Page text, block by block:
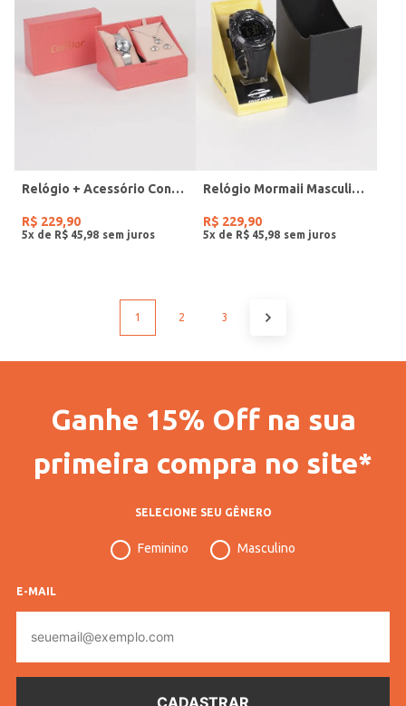
Relógio + Acessório Condor Feminino PRATA
R$ 229,90
5x de R$ 45 98
Relógio Mormaii Masculino PRETO
R$ 229,90
5x de R$ 45 98
1 2 3
Ganhe 15% Off na sua
primeira compra no site*
SELECIONE SEU GÊNERO
Feminino Masculino
E-MAIL
mail